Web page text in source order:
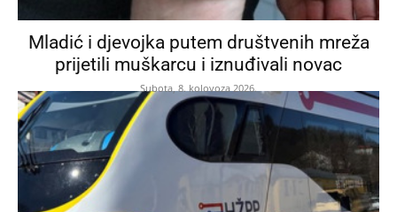
Mladić i djevojka putem društvenih mreža
prijetili muškarcu i iznuđivali novac
Subota, 8. kolovoza 2026.